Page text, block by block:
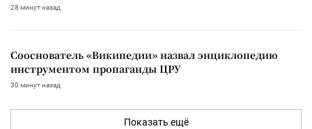
28 минут назад
Сооснователь «Википедии» назвал энциклопедию
инструментом пропаганды ЦРУ
30 минут назад
Показать ещё